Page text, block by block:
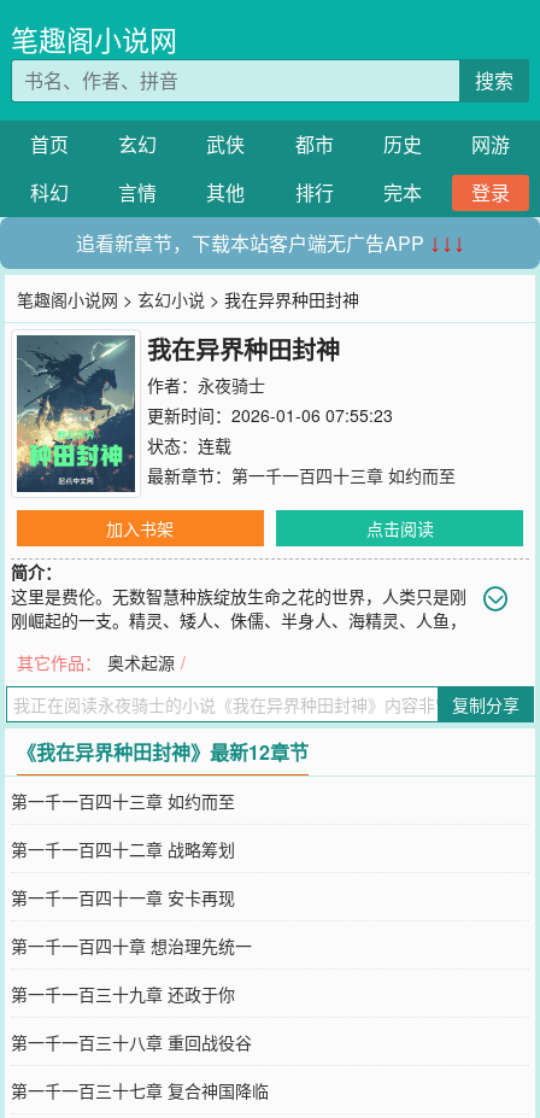
笔趣阁小说网
搜索
首页 玄幻 武侠 都市 历史
网游
科幻
言情 其他 排行 完本
登录
追看新章节，下载本站客户端无广告APP ↓↓↓
笔趣阁小说网 >玄幻小说 > 我在异界种田封神
我在异界种田封神
作者： 永夜骑士
更新时间：2026-01-06 07:55:23
状态：连载
最新章节： 第一千一百四十三章 如约而至
加入书架
点击阅读
简介：
这里是费伦。无数智慧种族绽放生命之花的世界，人类只是刚
刚崛起的一支。精灵、矮人、侏儒、半身人、海精灵、人鱼，
人、狗头人、鲨化鱼人各种怪物部落。为了生存、为了种族延续，每
个智慧种族都在小心经营。妖精荒野、幽影位面、以太位面、星界诸
多位面，与物质位面纠缠在一起，难分彼此。众神在自己的神国中，
为了信仰而筹谋私斗，以众生为棋子。魔鬼恶魔在地狱深渊中，窃窃
私语，窥视着世间的灵魂。上古邪物正囚禁、蛰伏，等待世界陷入新
一轮的混乱。巨人帝国，依旧在这片古老的大地上回响。巨龙阴影，
依旧笼罩着这个世界的天空。传奇战士重生的盖文，成为了命运重塑
者，要在夹缝中，利用自己的先知先觉，另辟捷径，步步为营，开拓
出属于自己的未来，扭转让整个世界撕裂的悲剧发生。盖文将会开
启，不一样的种田之路，狗头人将会帮他挖矿，妖精们将会帮他种
田，巨人将会帮他冲锋陷阵——魔法种田，才是王道。……领主魔法
种田文，偏慢热，请大家给予一点点耐心和支持。准备资料众多，写
作速度很快，存稿众多，人品有保证。
您要是觉得《
我在异界种田封神
微博微信里的朋友推荐哦！
其它作品： 奥术起源 /
复制分享
《我在异界种田封神》最新12章节
第一千一百四十三章 如约而至
第一千一百四十二章 战略筹划
第一千一百四十一章 安卡再现
第一千一百四十章 想治理先统一
第一千一百三十九章 还政于你
第一千一百三十八章 重回战役谷
第一千一百三十七章 复合神国降临